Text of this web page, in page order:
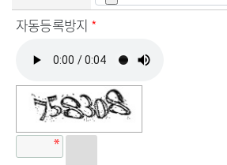
자동등록방지 *